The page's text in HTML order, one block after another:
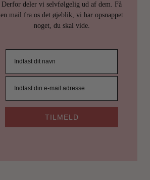
Derfor deler vi selvfølgelig ud af dem. Få
en mail fra os det øjeblik, vi har opsnappet
noget, du skal vide.
TILMELD